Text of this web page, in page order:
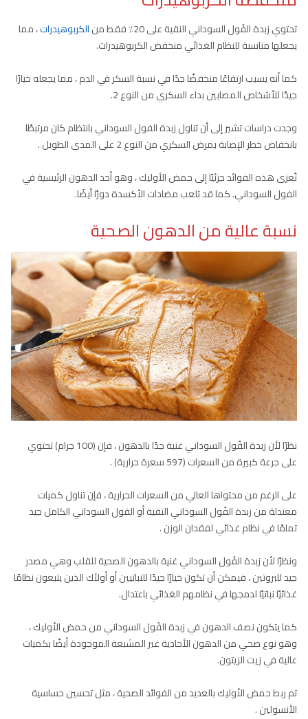
تحتوي زبدة الفُول السوداني النقية على 20٪ فقط من الكربوهيدرات، مما
يجعلها مناسبة للنظام الغذائي منخفض الكربوهيدرات.
كما أنه يسبب ارتفاعًا منخفضًا جدًا في نسبة السكر في الدم ، مما يجعله خيارًا
جيدًا للأشخاص المصابين بداء السكري من النوع 2.
وجدت دراسات تشير إلى أن تناول زبدة الفول السوداني بانتظام كان مرتبطًا
بانخفاض خطر الإصابة بمرض السكري من النوع 2 على المدى الطويل .
تُعزى هذه الفوائد جزئيًا إلى حمض الأوليك ، وهو أحد الدهون الرئيسية في
الفول السوداني. كما قد تلعب مضادات الأكسدة دورًا أيضًا.
نسبة عالية من الدهون الصحية
نظرًا لأن زبدة الفُول السوداني غنية جدًا بالدهون ، فإن (100 جرام) تحتوي
على جرعة كبيرة من السعرات (597 سعرة حرارية) .
على الرغم من محتواها العالي من السعرات الحرارية ، فإن تناول كميات
معتدلة من زبدة الفُول السوداني النقية أو الفول السوداني الكامل جيد
تمامًا في نظام غذائي لفقدان الوزن .
ونظرًا لأن زبدة الفُول السوداني غنية بالدهون الصحية للقلب وهي مصدر
جيد للبروتين ، فيمكن أن تكون خيارًا جيدًا للنباتيين أو أولئك الذين يتبعون نظامًا
غذائيًا نباتيًا لدمجها في نظامهم الغذائي باعتدال.
كما يتكون نصف الدهون في زبدة الفُول السوداني من حمض الأوليك ،
وهو نوع صحي من الدهون الأحادية غير المشبعة الموجودة أيضًا بكميات
عالية في زيت الزيتون.
تم ربط حمض الأوليك بالعديد من الفوائد الصحية ، مثل تحسين حساسية
الأنسولين .